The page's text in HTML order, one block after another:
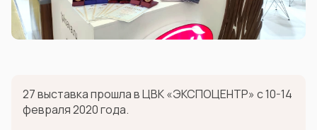
27 выставка прошла в ЦВК «ЭКСПОЦЕНТР» с 10-14
февраля 2020 года.